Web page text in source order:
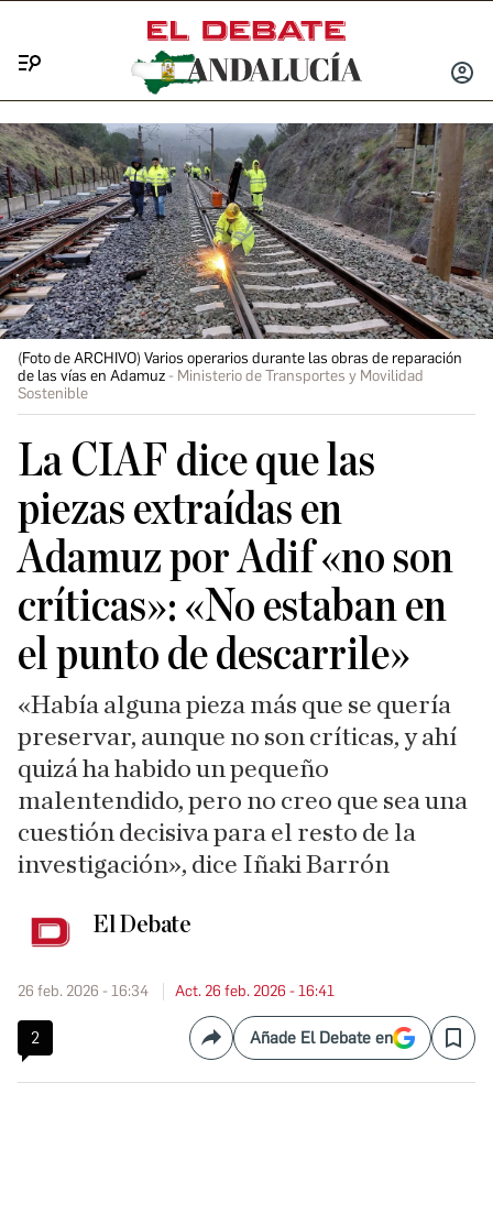
INICIAR
(Foto de ARCHIVO) Varios operarios durante las obras de reparación
de las vías en Adamuz
Ministerio de Transportes y Movilidad
Sostenible
La CIAF dice que las
piezas extraídas en
Adamuz por Adif «no son
críticas»: «No estaban en
el punto de descarrile»
«Había alguna pieza más que se quería
preservar, aunque no son críticas, y ahí
quizá ha habido un pequeño
malentendido, pero no creo que sea una
cuestión decisiva para el resto de la
investigación», dice Iñaki Barrón
El Debate
26 feb. 2026 - 16:34 Act. 26 feb. 2026 - 16:41
2 CompartirAñade El Debate en Save